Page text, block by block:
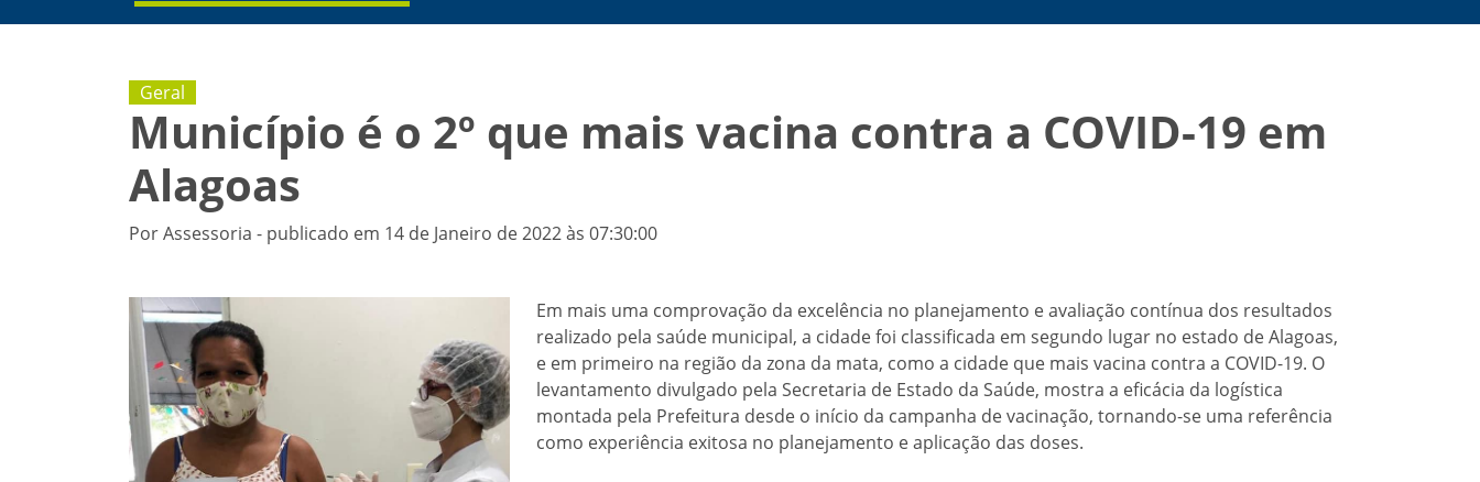
Geral
Município é o 2º que mais vacina contra a COVID-19 em
Alagoas
Por Assessoria - publicado em 14 de Janeiro de 2022 às 07:30:00
Em mais uma comprovação da excelência no planejamento e avaliação contínua dos resultados
realizado pela saúde municipal, a cidade foi classificada em segundo lugar no estado de Alagoas,
e em primeiro na região da zona da mata, como a cidade que mais vacina contra a COVID-19. O
levantamento divulgado pela Secretaria de Estado da Saúde, mostra a eficácia da logística
montada pela Prefeitura desde o início da campanha de vacinação, tornando-se uma referência
como experiência exitosa no planejamento e aplicação das doses.